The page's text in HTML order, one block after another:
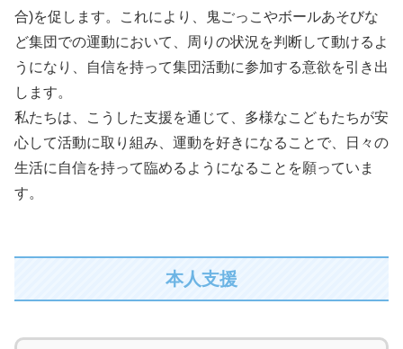
合)を促します。これにより、鬼ごっこやボールあそびな
ど集団での運動において、周りの状況を判断して動けるよ
うになり、自信を持って集団活動に参加する意欲を引き出
します。
私たちは、こうした支援を通じて、多様なこどもたちが安
心して活動に取り組み、運動を好きになることで、日々の
生活に自信を持って臨めるようになることを願っていま
す。
本人支援